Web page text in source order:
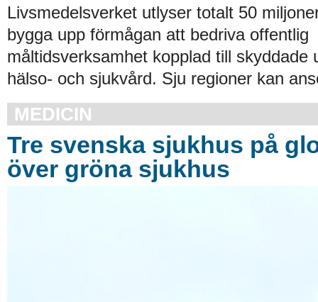
Livsmedelsverket utlyser totalt 50
bygga upp förmågan att bedriva offentlig
måltidsverksamhet kopplad till skyddade
hälso- och sjukvård. Sju regioner kan
MEDICIN
Tre svenska sjukhus på
över gröna sjukhus